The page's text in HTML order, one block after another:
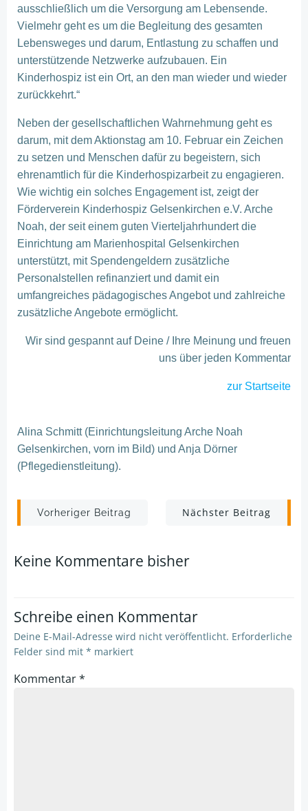
ausschließlich um die Versorgung am Lebensende.
Vielmehr geht es um die Begleitung des gesamten
Lebensweges und darum, Entlastung zu schaffen und
unterstützende Netzwerke aufzubauen. Ein
Kinderhospiz ist ein Ort, an den man wieder und wieder
zurückkehrt.“
Neben der gesellschaftlichen Wahrnehmung geht es
darum, mit dem Aktionstag am 10. Februar ein Zeichen
zu setzen und Menschen dafür zu begeistern, sich
ehrenamtlich für die Kinderhospizarbeit zu engagieren.
Wie wichtig ein solches Engagement ist, zeigt der
Förderverein Kinderhospiz Gelsenkirchen e.V. Arche
Noah, der seit einem guten Vierteljahrhundert die
Einrichtung am Marienhospital Gelsenkirchen
unterstützt, mit Spendengeldern zusätzliche
Personalstellen refinanziert und damit ein
umfangreiches pädagogisches Angebot und zahlreiche
zusätzliche Angebote ermöglicht.
Wir sind gespannt auf Deine / Ihre Meinung und freuen
uns über jeden Kommentar
zur Startseite
Alina Schmitt (Einrichtungsleitung Arche Noah
Gelsenkirchen, vorn im Bild) und Anja Dörner
(Pflegedienstleitung).
Post
navigation
Vorheriger Beitrag
Post
navigation
Nächster Beitrag
Keine Kommentare bisher
Schreibe einen Kommentar
Deine E-Mail-Adresse wird nicht veröffentlicht. Erforderliche
Felder sind mit * markiert
Kommentar*